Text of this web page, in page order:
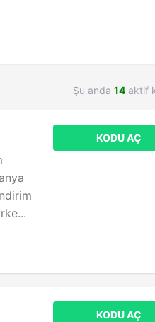
Şu anda 14 aktif
KODU AÇ
KODU AÇ